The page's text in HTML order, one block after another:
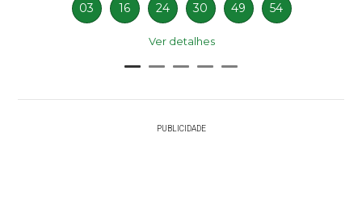
03 16 24 30 49 54
Ver detalhes
PUBLICIDADE